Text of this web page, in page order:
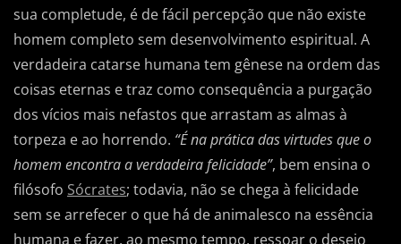
sua completude, é de fácil percepção que não existe
homem completo sem desenvolvimento espiritual. A
verdadeira catarse humana tem gênese na ordem das
coisas eternas e traz como consequência a purgação
dos vícios mais nefastos que arrastam as almas à
torpeza e ao horrendo. “É na prática das virtudes que o
homem encontra a verdadeira felicidade”, bem ensina o
filósofo Sócrates; todavia, não se chega à felicidade
sem se arrefecer o que há de animalesco na essência
humana e fazer, ao mesmo tempo, ressoar o desejo